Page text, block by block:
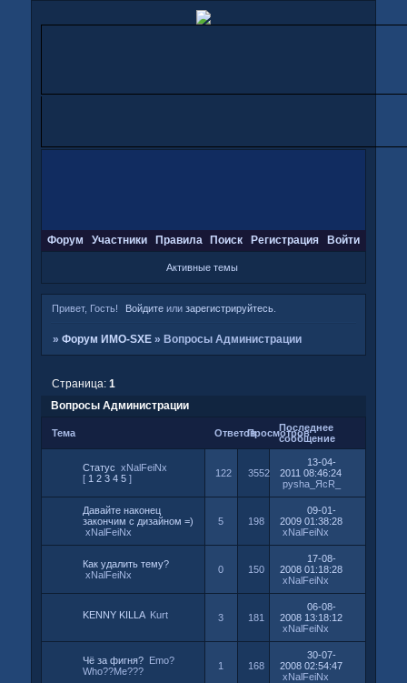
Форум Участники Правила Поиск Регистрация Войти
Активные темы
Привет, Гость! Войдите илизарегистрируйтесь
» Форум ИМО-SXE » Вопросы Администрации
Вопросы Администрации
Страница: 1
Тема ОтветовПросмотров
Последнее
сообщение
Статус xNalFeiNx
[ 1 2 3 4 5 ] 122 3552
13-04-
2011 08:46:24
pysha_ЯсR_
Давайте наконец
закончим с дизайном =)
xNalFeiNx
5 198
09-01-
2009 01:38:28
xNalFeiNx
Как удалить тему?
xNalFeiNx
0 150
17-08-
2008 01:18:28
xNalFeiNx
KENNY KILLA Kurt 3 181
06-08-
2008 13:18:12
xNalFeiNx
Чё за фигня?
Emo?
Who??Me???
1 168
30-07-
2008 02:54:47
xNalFeiNx